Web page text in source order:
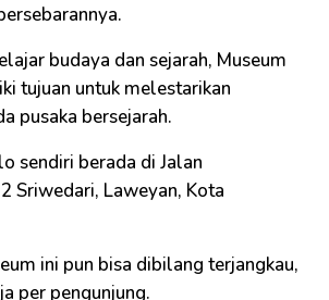
budaya dan sejarah, Museum
tujuan untuk melestarikan
pusaka bersejarah.
sendiri berada di Jalan
Sriwedari, Laweyan, Kota
ini pun bisa dibilang terjangkau,
per pengunjung.